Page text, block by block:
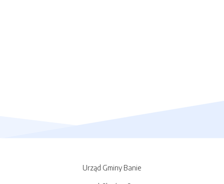
Urząd Gminy Banie